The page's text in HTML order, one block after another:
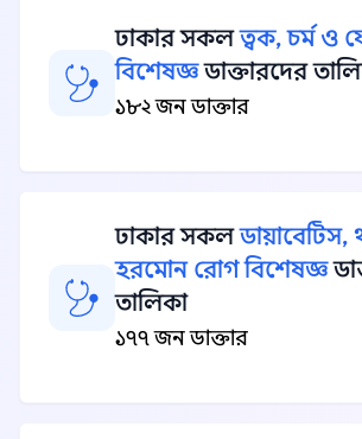
ঢাকার সকলত্বক, চর্ম ও
বিশেষজ্ঞডাক্তারদের
১৮২ জন ডাক্তার
ঢাকার সকল
হরমোন রোগ বিশেষজ্ঞ
তালিকা
১৭৭ জন ডাক্তার